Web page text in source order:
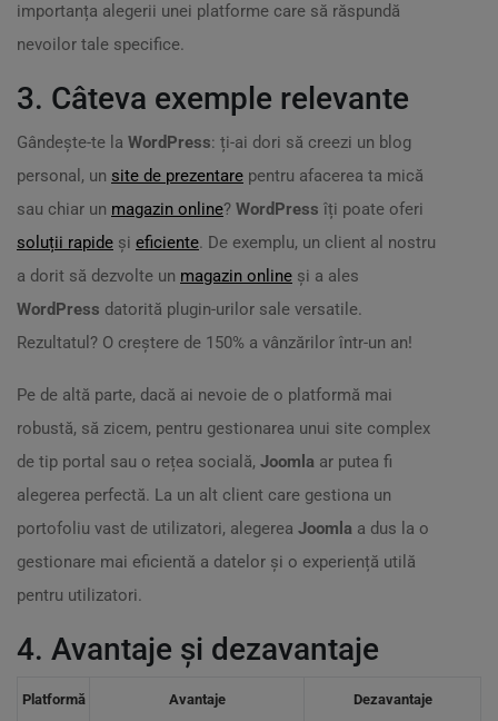
importanța alegerii unei platforme care să răspundă
nevoilor tale specifice.
3. Câteva exemple relevante
Gândește-te la WordPress: ți-ai dori să creezi un blog
personal, un site de prezentare pentru afacerea ta mică
sau chiar un magazin online? WordPress îți poate oferi
soluții rapide și eficiente. De exemplu, un client al nostru
a dorit să dezvolte un magazin online și a ales
WordPress datorită plugin-urilor sale versatile.
Rezultatul? O creștere de 150% a vânzărilor într-un an!
Pe de altă parte, dacă ai nevoie de o platformă mai
robustă, să zicem, pentru gestionarea unui site complex
de tip portal sau o rețea socială, Joomla ar putea fi
alegerea perfectă. La un alt client care gestiona un
portofoliu vast de utilizatori, alegerea Joomla a dus la o
gestionare mai eficientă a datelor și o experiență utilă
pentru utilizatori.
4. Avantaje și dezavantaje
Platformă Avantaje Dezavantaje